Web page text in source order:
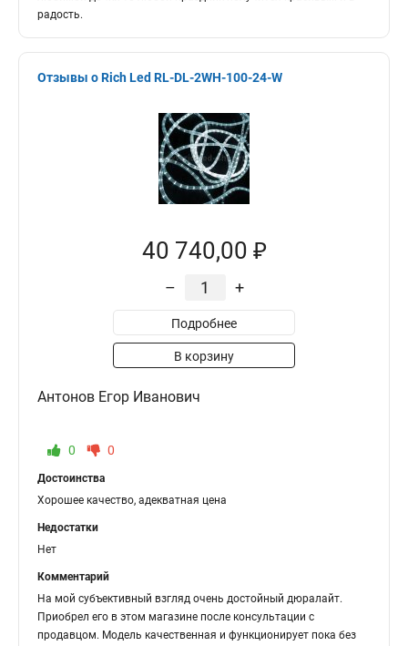
радость.
Отзывы о Rich Led RL-DL-2WH-100-24-W
40 740,00 ₽
– +
Подробнее
В корзину
Антонов Егор Иванович
0 0
Достоинства
Хорошее качество, адекватная цена
Недостатки
Нет
Комментарий
На мой субъективный взгляд очень достойный дюралайт.
Приобрел его в этом магазине после консультации с
продавцом. Модель качественная и функционирует пока без